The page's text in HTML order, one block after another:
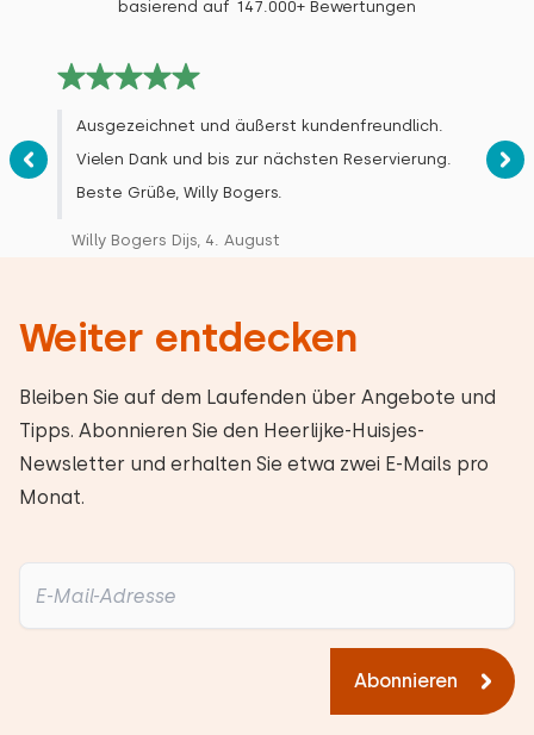
basierend auf 147.000+ Bewertungen
Ausgezeichnet und äußerst kundenfreundlich.
Vielen Dank und bis zur nächsten Reservierung.
Beste Grüße, Willy Bogers.
Willy Bogers Dijs, 4. August
Weiter entdecken
Bleiben Sie auf dem Laufenden über Angebote und
Tipps. Abonnieren Sie den Heerlijke-Huisjes-
Newsletter und erhalten Sie etwa zwei E-Mails pro
Monat.
Abonnieren